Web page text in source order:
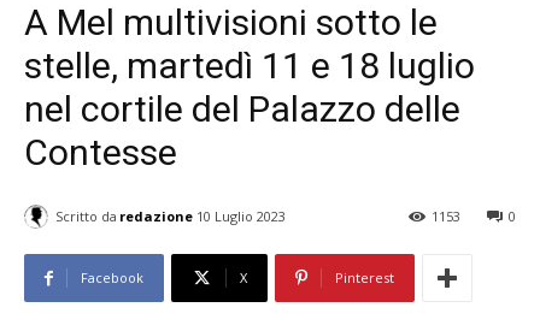
A Mel multivisioni sotto le
stelle, martedì 11 e 18 luglio
nel cortile del Palazzo delle
Contesse
Scritto da redazione 10 Luglio 2023 0
1153
Facebook X Pinterest